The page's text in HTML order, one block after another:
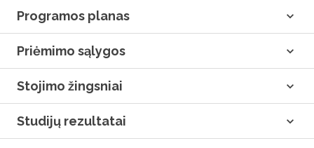
Programos planas
Priėmimo sąlygos
Stojimo žingsniai
Studijų rezultatai